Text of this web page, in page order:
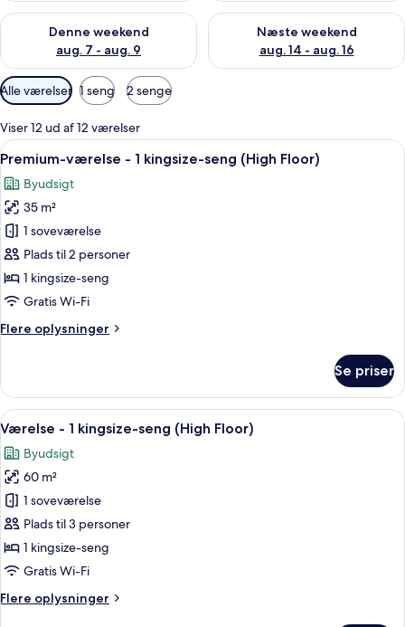
Denne weekend
aug. 7 - aug. 9
Tjek tilgængelighed for denne weekend aug. 7 - aug. 9
Næste weekend
aug. 14 - aug. 16
Tjek tilgængelighed for næste
Tilgængelige
filtre
for
værelser
Alle værelser 1 seng 2 senge
Viser 12 ud af 12 værelser
Indlæs
alle
billeder
af
Premium-
værelse
-
1
seng
Et hotelværelse med en stor seng,
9
Premium-værelse - 1 kingsize-seng (High Floor)
Byudsigt
35 m²
1 soveværelse
Plads til 2 personer
1 kingsize-seng
Gratis Wi-Fi
Flere oplysninger
Flere
værelse
1
seng
(High
Floor)
Se priser
Indlæs
alle
billeder
af
Værelse
-
1
kingsize-
(High
Et hotelværelse med en stor seng,
15
Værelse - 1 kingsize-seng (High Floor)
Byudsigt
60 m²
1 soveværelse
Plads til 3 personer
1 kingsize-seng
Gratis Wi-Fi
Flere oplysninger
Flere